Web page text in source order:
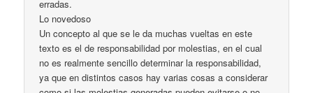
erradas.
Lo novedoso
Un concepto al que se le da muchas vueltas en este
texto es el de responsabilidad por molestias, en el cual
no es realmente sencillo determinar la responsabilidad,
ya que en distintos casos hay varias cosas a considerar